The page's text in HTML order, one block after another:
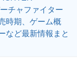
チャファイター
時期、ゲーム概
など最新情報まと